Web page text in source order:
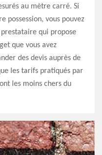
au mètre carré. Si
possession, vous pouvez
qui propose
que vous avez
des devis auprès de
les tarifs pratiqués par
les moins chers du